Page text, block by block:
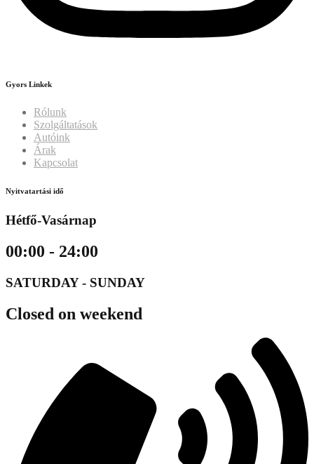
Gyors Linkek
Rólunk
Szolgáltatások
Autóink
Árak
Kapcsolat
Nyitvatartási idő
Hétfő-Vasárnap
00:00 - 24:00
SATURDAY - SUNDAY
Closed on weekend